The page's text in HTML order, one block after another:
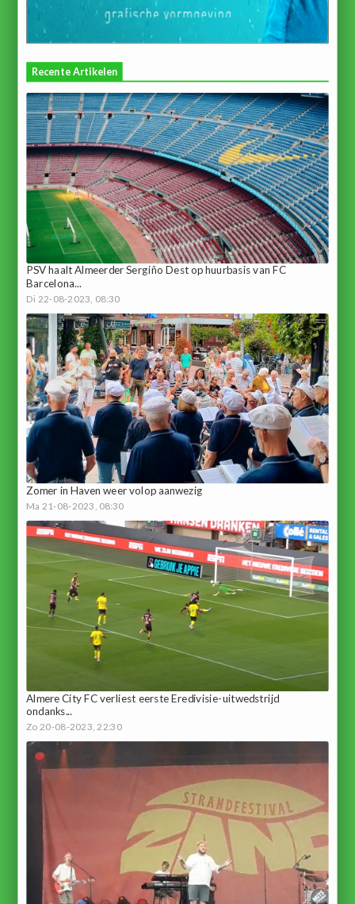
Recente Artikelen
PSV haalt Almeerder Sergiño Dest op huurbasis van FC
Barcelona...
Di 22-08-2023, 08:30
Zomer in Haven weer volop aanwezig
Ma 21-08-2023, 08:30
Almere City FC verliest eerste Eredivisie-uitwedstrijd
ondanks...
Zo 20-08-2023, 22:30